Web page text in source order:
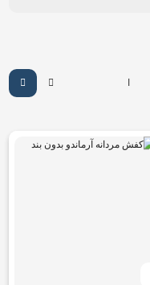
گرانترین